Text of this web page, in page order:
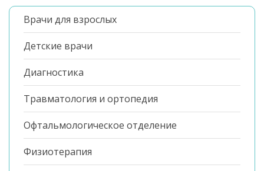
Врачи для взрослых
Детские врачи
Диагностика
Травматология и ортопедия
Офтальмологическое отделение
Физиотерапия